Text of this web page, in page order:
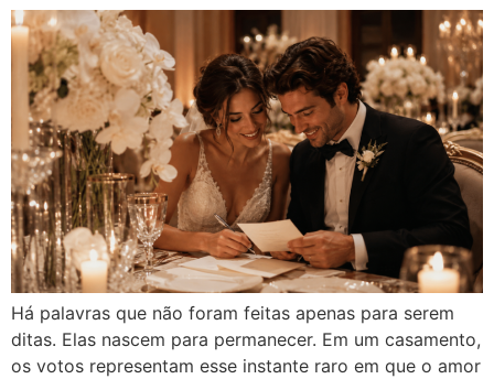
Há palavras que não foram feitas apenas para serem
ditas. Elas nascem para permanecer. Em um casamento,
os votos representam esse instante raro em que o amor